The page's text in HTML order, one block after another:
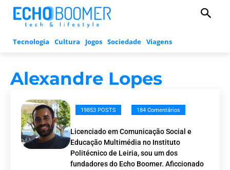
Tecnologia Cultura Jogos Sociedade Viagens
Alexandre Lopes
19853 POSTS 184 Comentários
Licenciado em Comunicação Social e
Educação Multimédia no Instituto
Politécnico de Leiria, sou um dos
fundadores do Echo Boomer. Aficcionado